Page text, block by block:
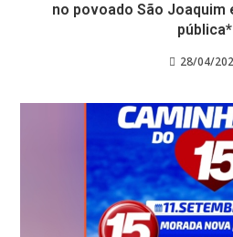
no povoado São Joaquim
pública*
28/04/